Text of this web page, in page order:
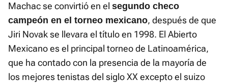
Machac se convirtió en el segundo checo
campeón en el torneo mexicano, después de que
Jiri Novak se llevara el título en 1998. El Abierto
Mexicano es el principal torneo de Latinoamérica,
que ha contado con la presencia de la mayoría de
los mejores tenistas del siglo XX excepto el suizo